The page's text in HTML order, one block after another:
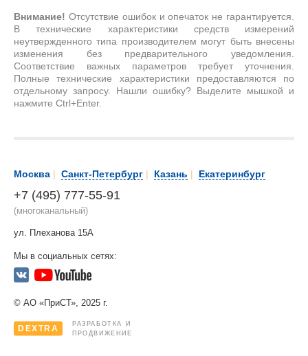
Внимание! Отсутствие ошибок и опечаток не гарантируется.
В технические характеристики средств измерений
неутвержденного типа производителем могут быть внесены
изменения без предварительного уведомления.
Соответствие важных параметров требует уточнения.
Полные технические характеристики предоставляются по
отдельному запросу. Нашли ошибку? Выделите мышкой и
нажмите Ctrl+Enter.
Москва | Санкт-Петербург | Казань | Екатеринбург
+7 (495) 777-55-91
(многоканальный)
ул. Плеханова 15А
Мы в социальных сетях:
© АО «ПриСТ», 2025 г.
DEXTRA
РАЗРАБОТКА И
ПРОДВИЖЕНИЕ